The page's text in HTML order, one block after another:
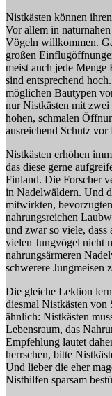
Nistkästen können
Vor allem in
Vögeln willkommen.
großen
meist auch jede Menge
sind entsprechend
möglichen Bautypen
nur Nistkästen mit
hohen, schmalen
ausreichend Schutz vor
Nistkästen erhöhen
das diese gerne
Finland. Die Forscher
in Nadelwäldern. Und
mitwirkten,
nahrungsreichen
und zwar so viele, dass
vielen Jungvögel nicht
nahrungsärmeren
schwerere Jungmeisen
Die gleiche Lektion
diesmal Nistkästen von
ähnlich: Nistkästen
Lebensraum, das
Empfehlung lautet
herrschen, bitte
Und lieber die eher
Nisthilfen sparsam